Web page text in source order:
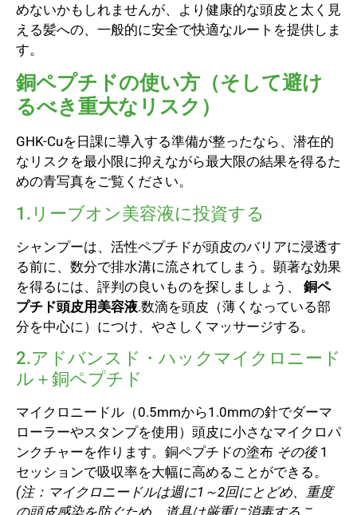
めないかもしれませんが、より健康的な頭皮と太く見
える髪への、一般的に安全で快適なルートを提供しま
す。
銅ペプチドの使い方（そして避け
るべき重大なリスク）
GHK-Cuを日課に導入する準備が整ったなら、潜在的
なリスクを最小限に抑えながら最大限の結果を得るた
めの青写真をご覧ください。
1.リーブオン美容液に投資する
シャンプーは、活性ペプチドが頭皮のバリアに浸透す
る前に、数分で排水溝に流されてしまう。顕著な効果
を得るには、評判の良いものを探しましょう、 銅ペ
プチド頭皮用美容液.数滴を頭皮（薄くなっている部
分を中心に）につけ、やさしくマッサージする。
2.アドバンスド・ハックマイクロニード
ル＋銅ペプチド
マイクロニードル（0.5mmから1.0mmの針でダーマ
ローラーやスタンプを使用）頭皮に小さなマイクロパ
ンクチャーを作ります。銅ペプチドの塗布 その後1
セッションで吸収率を大幅に高めることができる。
(注：マイクロニードルは週に1～2回にとどめ、重度
の頭皮感染を防ぐため、道具は厳重に消毒するこ